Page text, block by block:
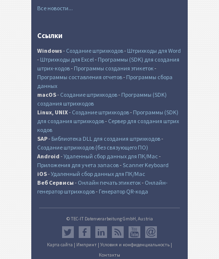
Все новости...
Ссылки
Windows- Создание штрихкодов- Штрихкоды для Word
- Штрихкоды для Excel- Программы (SDK) для создания
штрих-кодов- Программы создания этикеток-
Программы составления отчетов- Программы сбора
данных
macOS- Создание штрихкодов- Программы (SDK)
создания штрихкодов
Linux, UNIX- Создание штрихкодов- Программы (SDK)
для создания штрихкодов- Сервер для создания штрих
кодов
SAP- Библиотека DLL для создания штрихкодов-
Создание штрихкодов (без связующего ПО)
Android -Удаленный сбор данных для ПК/Mac -
Приложения для учета запасов- Scanner Keyboard
iOS-Удаленный сбор данных для ПК/Mac
Веб Сервисы - Онлайн печать этикеток- Онлайн-
генератор штрихкодов- Генератор QR-кода
© TEC-IT Datenverarbeitung GmbH, Austria
Карта сайта | Импринт | Условия и конфиденциальность |
Контакты